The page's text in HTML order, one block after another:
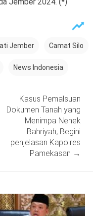
Jember Camat Silo
News Indonesia
Kasus Pemalsuan
Dokumen Tanah yang
Menimpa Nenek
Bahriyah, Begini
penjelasan Kapolres
Pamekasan →